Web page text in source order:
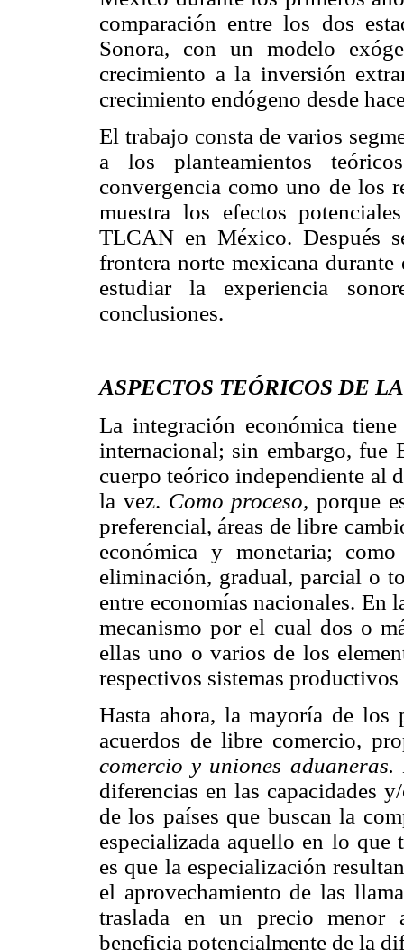
comparación entre los dos
Sonora, con un modelo
crecimiento a la inversión
crecimiento endógeno desde
El trabajo consta de varios
a los planteamientos
convergencia como uno de los
muestra los efectos
TLCAN en México. Después
frontera norte mexicana
estudiar la experiencia
conclusiones.
ASPECTOS TEÓRICOS DE
La integración económica
internacional; sin embargo, fue
cuerpo teórico independiente al
la vez. Como proceso,porque
preferencial, áreas de libre
económica y monetaria;
eliminación, gradual, parcial o
entre economías nacionales. En
mecanismo por el cual dos o
ellas uno o varios de los
respectivos sistemas
Hasta ahora, la mayoría de los
acuerdos de libre comercio,
comercio y uniones aduaneras.
diferencias en las capacidades
de los países que buscan la
especializada aquello en lo que
es que la especialización
el aprovechamiento de las
traslada en un precio menor
beneficia potencialmente de la